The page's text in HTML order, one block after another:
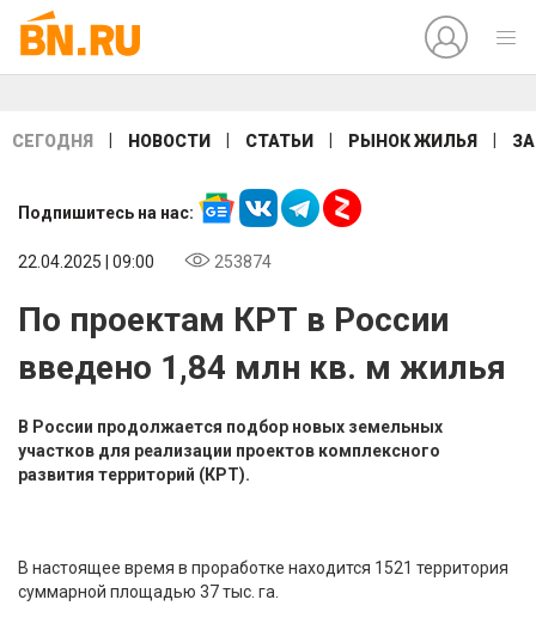
СЕГОДНЯ НОВОСТИ СТАТЬИ РЫНОК ЖИЛЬЯ
Подпишитесь на нас:
22.04.2025 | 09:00 253874
По проектам КРТ в России
введено 1,84 млн кв. м жилья
В России продолжается подбор новых земельных
участков для реализации проектов комплексного
развития территорий (КРТ).
В настоящее время в проработке находится 1521 территория
суммарной площадью 37 тыс. га.